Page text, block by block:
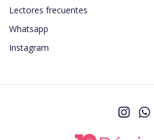
Lectores frecuentes
Whatsapp
Instagram